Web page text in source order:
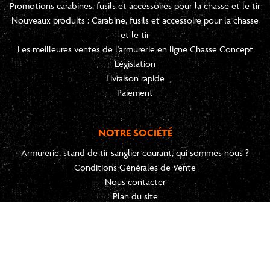
Promotions carabines, fusils et accessoires pour la chasse et le tir
Nouveaux produits : Carabine, fusils et accessoire pour la chasse
et le tir
Les meilleures ventes de l'armurerie en ligne Chasse Concept
Législation
Livraison rapide
Paiement
NOTRE SOCIÉTÉ
Armurerie, stand de tir sanglier courant, qui sommes nous ?
Conditions Générales de Vente
Nous contacter
Plan du site